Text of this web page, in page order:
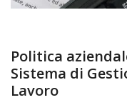
Politica
Sistema di
Lavoro